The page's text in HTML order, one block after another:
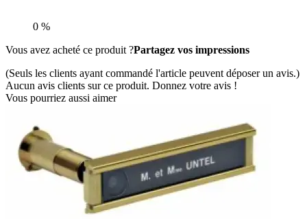
0 %
Vous avez acheté ce produit ?Partagez vos impressions
(Seuls les clients ayant commandé l'article peuvent déposer un avis.)
Aucun avis clients sur ce produit. Donnez votre avis !
Vous pourriez aussi aimer